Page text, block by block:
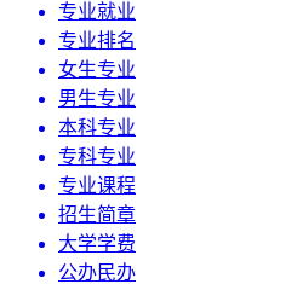
专业就业
专业排名
女生专业
男生专业
本科专业
专科专业
专业课程
招生简章
大学学费
公办民办